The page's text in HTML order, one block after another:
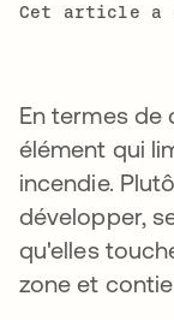
Cet article a
En termes de
élément qui
incendie.
développer,
qu'elles
zone et